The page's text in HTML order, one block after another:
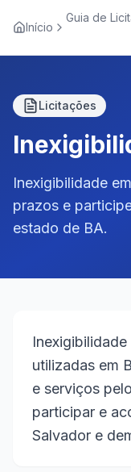
Início
Guia de
Licitações
Inexigibilidade
prazos e
estado de BA.
utilizadas em
e serviços
participar e
Salvador e